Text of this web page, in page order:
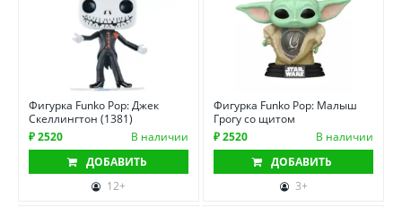
Фигурка Funko Pop: Джек
Скеллингтон (1381)
₽ 2520
В наличии
ДОБАВИТЬ
12+
Фигурка Funko Pop: Малыш
Грогу со щитом
₽ 2520
В наличии
ДОБАВИТЬ
3+